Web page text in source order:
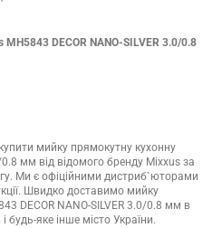
DECOR NANO-SILVER 3.0/0.8
мийку прямокутну кухонну
0.8 мм від відомого бренду Mixxus за
Ми є офіційними дистриб`юторами
Швидко доставимо мийку
DECOR NANO-SILVER 3.0/0.8 мм в
будь-яке інше місто України.